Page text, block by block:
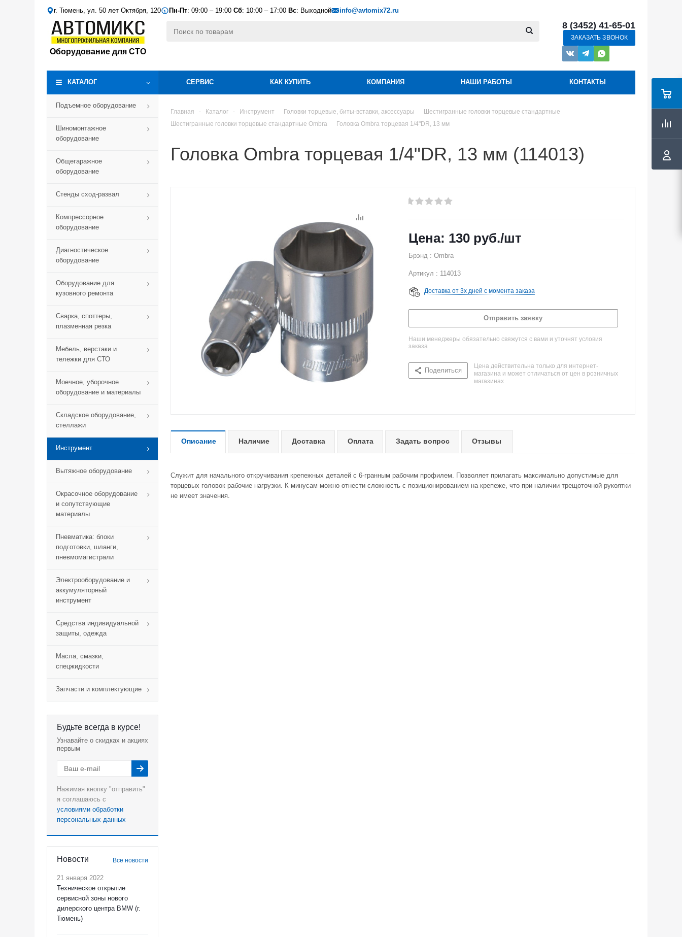
г. Тюмень, ул. 50 лет Октября, 120 Пн-Пт: 09:00 – 19:00 Сб: 10:00 – 17:00 Вс: Выходной info@avtomix72.ru
Оборудование для СТО
8 (3452) 41-65-01
ЗАКАЗАТЬ ЗВОНОК
КАТАЛОГ СЕРВИС КАК КУПИТЬ КОМПАНИЯ НАШИ РАБОТЫ КОНТАКТЫ
Подъемное оборудование
Шиномонтажное
оборудование
Общегаражное
оборудование
Стенды сход-развал
Компрессорное
оборудование
Диагностическое
оборудование
Оборудование для
кузовного ремонта
Сварка, споттеры,
плазменная резка
Мебель, верстаки и
тележки для СТО
Моечное, уборочное
оборудование и материалы
Складское оборудование,
стеллажи
Инструмент
Вытяжное оборудование
Окрасочное оборудование
и сопутствующие
материалы
Пневматика: блоки
подготовки, шланги,
пневмомагистрали
Электрооборудование и
аккумуляторный
инструмент
Средства индивидуальной
защиты, одежда
Масла, смазки,
спецжидкости
Запчасти и комплектующие
Будьте всегда в курсе!
Узнавайте о скидках и акциях
первым
Нажимая кнопку "отправить"
я соглашаюсь с
условиями обработки
персональных данных
Новости Все новости
21 января 2022
Техническое открытие
сервисной зоны нового
дилерского центра BMW (г.
Тюмень)
Главная - Каталог - Инструмент Головки торцевые, биты-вставки, аксессуары
Шестигранные головки торцевые стандартные
Шестигранные головки торцевые стандартные Ombra
Головка Ombra торцевая 1/4"DR, 13 мм
Головка Ombra торцевая 1/4"DR, 13 мм (114013)
130 руб./шт
Брэнд : Ombra
Артикул : 114013
Доставка от 3х дней с момента заказа
Отправить заявку
Наши менеджеры обязательно свяжутся с вами и уточнят условия
заказа
Поделиться
Цена действительна только для интернет-
магазина и может отличаться от цен в розничных
магазинах
Описание Наличие Доставка Оплата Задать вопрос Отзывы
Служит для начального откручивания крепежных деталей с 6-гранным рабочим профилем. Позволяет прилагать максимально допустимые для
торцевых головок рабочие нагрузки. К минусам можно отнести сложность с позиционированием на крепеже, что при наличии трещоточной рукоятки
не имеет значения.